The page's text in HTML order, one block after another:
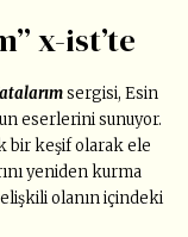
x-ist’te
sergisi, Esin
eserlerini sunuyor.
bir keşif olarak ele
yeniden kurma
olanın içindeki